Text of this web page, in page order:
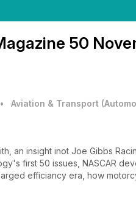
50
• Aviation & Transport (
an insight inot Joe Gibbs
first 50 issues, NASCAR
efficiancy era, how
Blair poem.